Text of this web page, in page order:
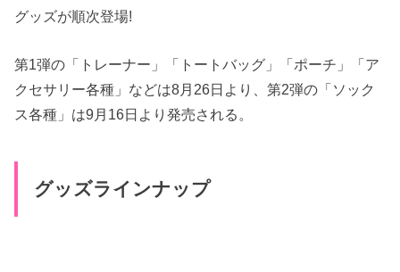
グッズが順次登場!
第1弾の「トレーナー」「トートバッグ」「ポーチ」「ア
クセサリー各種」などは8月26日より、第2弾の「ソック
ス各種」は9月16日より発売される。
グッズラインナップ